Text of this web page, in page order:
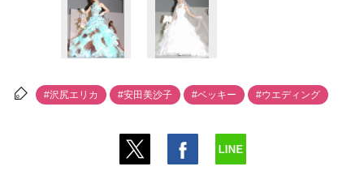
#沢尻エリカ #安田美沙子 #ベッキー #ウエディング